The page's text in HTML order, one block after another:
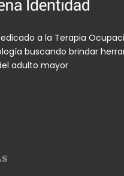
a la Terapia
buscando brindar
adulto mayor